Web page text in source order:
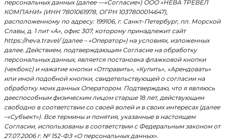
персональных данных (далее —«Согласие») ООО «НЕВА ТРЕВЕЛ
КОМПАНИ» (ИНН 7801061978, ОГРН 1037800014647),
расположенному по адресу: 199106, г. Санкт-Петербург, пл. Морской
Славы, д. 1 лит «А», офис 307, которому принадлежит сайт
https://neva.travel/ (далее – «Оператор») на условиях, изложенных
далее. Действием, подтверждающим Согласие на обработку
персональных данных, является постановка флажковой кнопки
(чекбокс) и нажатие кнопки «Отправить», «Купить», «Арендовать»
или иной подобной кнопки, свидетельствующей о согласии на
обработку моих данных Оператором. Подтверждаю, что я являюсь
дееспособным физическим лицом старше 18 лет, действующим
свободно в соответствии со своей волей и в своих интересах (далее
–«Субъект»). Все термины и понятия, указанные в настоящем
Согласии, использованы в соответствии с Федеральным законом от
27.07.2006 г. № 152-ФЗ «О персональных данных».